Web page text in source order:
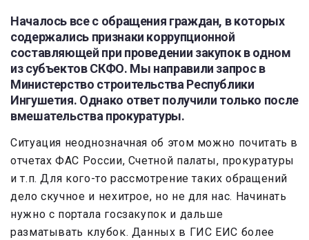
Началось все с обращения граждан, в которых
содержались признаки коррупционной
составляющей при проведении закупок в одном
из субъектов СКФО. Мы направили запрос в
Министерство строительства Республики
Ингушетия. Однако ответ получили только после
вмешательства прокуратуры.
Ситуация неоднозначная об этом можно почитать в
отчетах ФАС России, Счетной палаты, прокуратуры
и т.п. Для кого-то рассмотрение таких обращений
дело скучное и нехитрое, но не для нас. Начинать
нужно с портала госзакупок и дальше
разматывать клубок. Данных в ГИС ЕИС более